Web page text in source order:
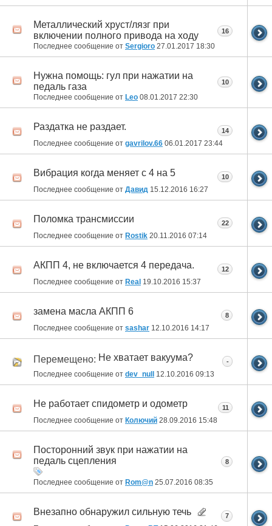
Металлический хруст/лязг при
включении полного привода на ходу
Последнее сообщение от Sergioro 27.01.2017 18:30
16
Нужна помощь: гул при нажатии на
педаль газа
Последнее сообщение от Leo 08.01.2017 22:30
10
Раздатка не раздает.
Последнее сообщение от gavrilov.66 06.01.2017 23:44
14
Вибрация когда меняет с 4 на 5
Последнее сообщение от Давид 15.12.2016 16:27
10
Поломка трансмиссии
Последнее сообщение от Rostik 20.11.2016 07:14
22
АКПП 4, не включается 4 передача.
Последнее сообщение от Real 19.10.2016 15:37
12
замена масла АКПП 6
Последнее сообщение от sashar 12.10.2016 14:17
8
Перемещено: Не хватает вакуума?
Последнее сообщение от dev_null 12.10.2016 09:13
-
Не работает спидометр и одометр
Последнее сообщение от Колючий 28.09.2016 15:48
11
Посторонний звук при нажатии на
педаль сцепления
Последнее сообщение от Rom@n 25.07.2016 08:35
8
Внезапно обнаружил сильную течь 7